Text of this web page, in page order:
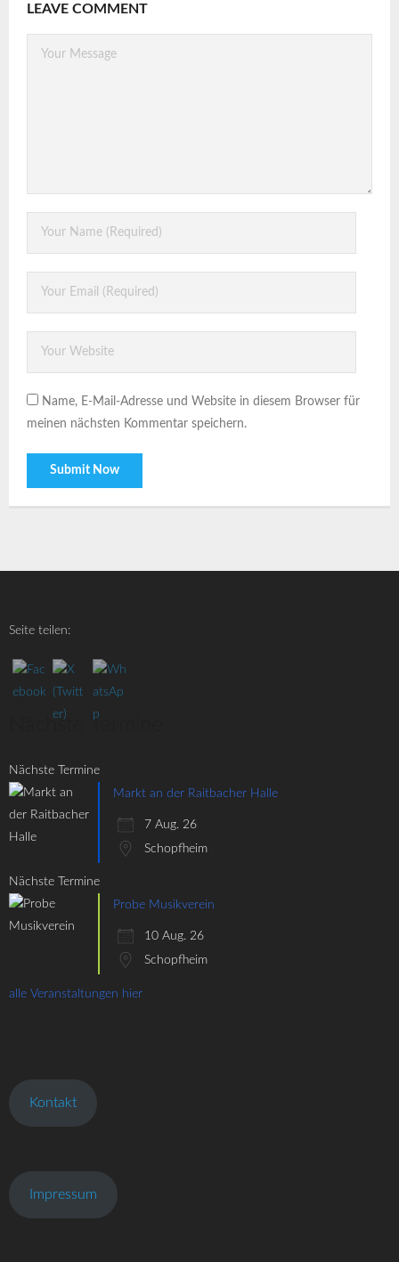
LEAVE COMMENT
Name, E-Mail-Adresse und Website in diesem Browser für
meinen nächsten Kommentar speichern.
Seite teilen:
Nächste Termine
Nächste Termine
Markt an der Raitbacher Halle
7 Aug. 26
Schopfheim
Nächste Termine
Probe Musikverein
10 Aug. 26
Schopfheim
alle Veranstaltungen hier
Kontakt
Impressum